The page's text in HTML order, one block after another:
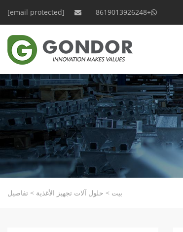
+8619013926248
[email protected]
بيت > حلول آلات تجهيز الأغذية > تفاصيل